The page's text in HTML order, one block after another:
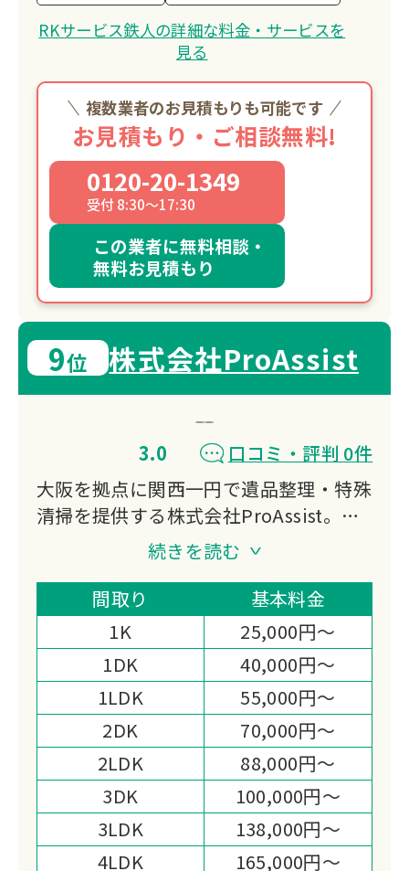
RKサービス鉄人の詳細な料金・サービスを
見る
複数業者のお見積もりも可能です
お見積もり・ご相談無料!
0120-20-1349
受付 8:30～17:30
この業者に無料相談・
無料お見積もり
9位 株式会社ProAssist
3.0
口コミ・評判 0件
大阪を拠点に関西一円で遺品整理・特殊
清掃を提供する株式会社ProAssist。遺
品整理士や特殊清掃士など有資格者が在
籍し、完全非対面のリモート遺品整理に
も対応。住宅確保要配慮者居住支援法人
の指定も受け、幅広いお客様の生活支援
を行っています。
続きを読む
間取り
基本料金
1K
25,000円～
1DK
40,000円～
1LDK
55,000円～
2DK
70,000円～
2LDK
88,000円～
3DK
100,000円～
3LDK
138,000円～
4LDK
165,000円～